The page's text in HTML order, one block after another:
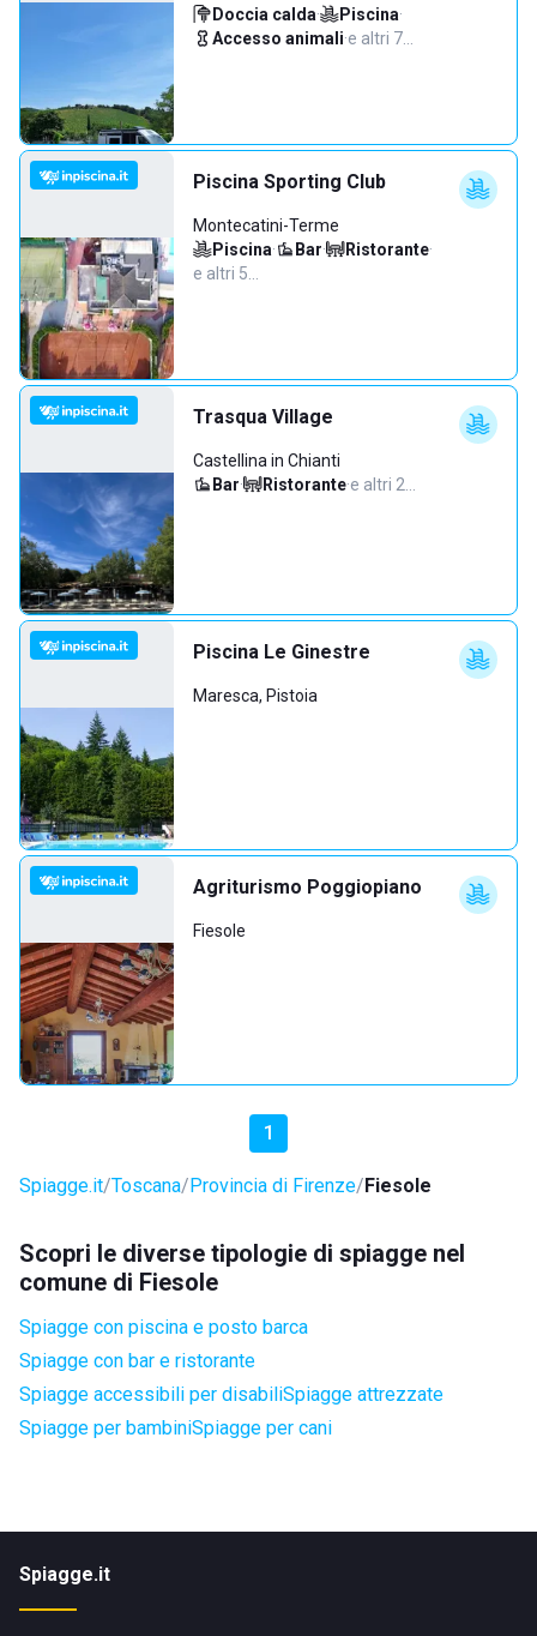
Doccia calda· Piscina·
Accesso animali·e altri 7…
Piscina Sporting Club
Montecatini-Terme
Piscina· Bar· Ristorante·
e altri 5…
Trasqua Village
Castellina in Chianti
Bar· Ristorante·e altri 2…
Piscina Le Ginestre
Maresca, Pistoia
Agriturismo Poggiopiano
Fiesole
1
Spiagge.it Toscana Provincia di Firenze Fiesole
Scopri le diverse tipologie di spiagge nel
comune di Fiesole
Spiagge con piscina e posto barca
Spiagge con bar e ristorante
Spiagge accessibili per disabiliSpiagge attrezzate
Spiagge per bambiniSpiagge per cani
Spiagge.it